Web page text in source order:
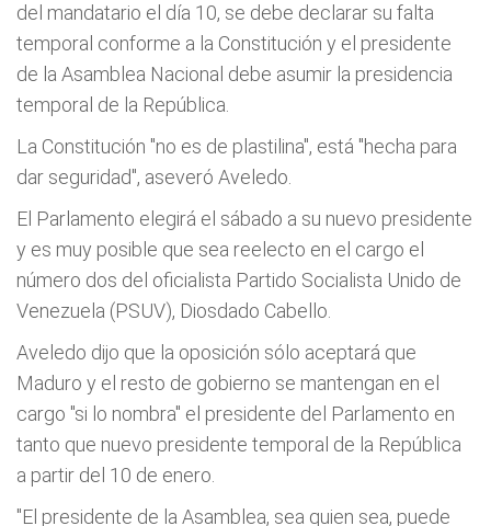
del mandatario el día 10, se debe declarar su falta
temporal conforme a la Constitución y el presidente
de la Asamblea Nacional debe asumir la presidencia
temporal de la República.
La Constitución "no es de plastilina", está "hecha para
dar seguridad", aseveró Aveledo.
El Parlamento elegirá el sábado a su nuevo presidente
y es muy posible que sea reelecto en el cargo el
número dos del oficialista Partido Socialista Unido de
Venezuela (PSUV), Diosdado Cabello.
Aveledo dijo que la oposición sólo aceptará que
Maduro y el resto de gobierno se mantengan en el
cargo "si lo nombra" el presidente del Parlamento en
tanto que nuevo presidente temporal de la República
a partir del 10 de enero.
"El presidente de la Asamblea, sea quien sea, puede